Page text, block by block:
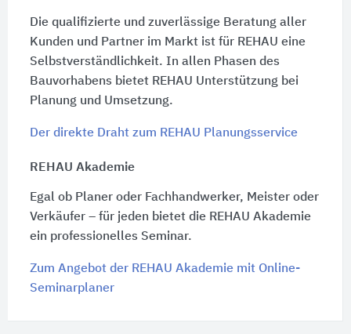
Die qualifizierte und zuverlässige Beratung aller
Kunden und Partner im Markt ist für REHAU eine
Selbstverständlichkeit. In allen Phasen des
Bauvorhabens bietet REHAU Unterstützung bei
Planung und Umsetzung.
Der direkte Draht zum REHAU Planungsservice
REHAU Akademie
Egal ob Planer oder Fachhandwerker, Meister oder
Verkäufer – für jeden bietet die REHAU Akademie
ein professionelles Seminar.
Zum Angebot der REHAU Akademie mit Online-
Seminarplaner